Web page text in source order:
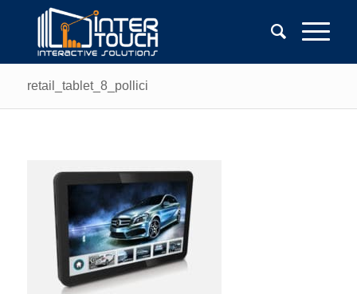
retail_tablet_8_pollici